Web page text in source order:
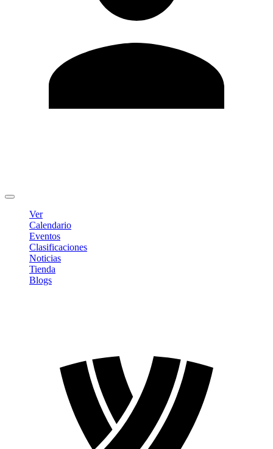
Ver
Calendario
Eventos
Clasificaciones
Noticias
Tienda
Blogs